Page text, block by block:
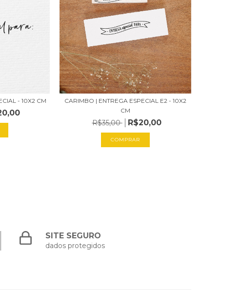
- 10X2 CM
CARIMBO | ENTREGA ESPECIAL E2 - 10X2
CM
R$35,00 R$20,00
COMPRAR
SITE SEGURO
dados protegidos